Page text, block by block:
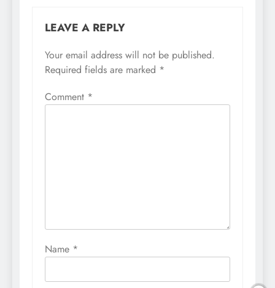
LEAVE A REPLY
Your email address will not be published.
Required fields are marked *
Comment *
Name *